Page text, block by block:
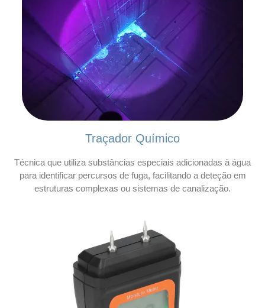
Traçador Químico
Técnica que utiliza substâncias especiais adicionadas à água
para identificar percursos de fuga, facilitando a deteção em
estruturas complexas ou sistemas de canalização.